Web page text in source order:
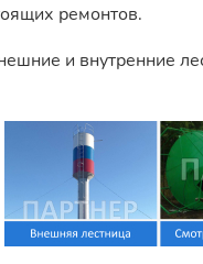
ремонтов.
и внутренние